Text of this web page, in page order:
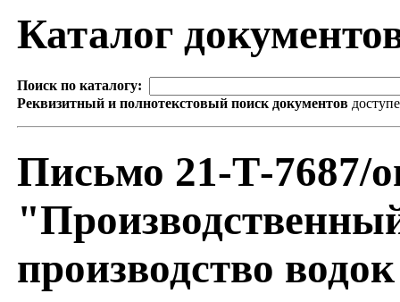
Каталог
Поиск по каталогу:
Реквизитный и полнотекстовый поиск документов
Письмо 21-Т-7687/
производство